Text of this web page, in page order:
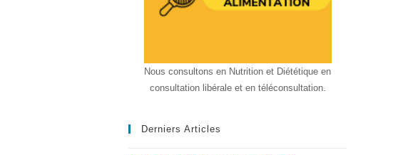
Nous consultons en Nutrition et Diététique en
consultation libérale et en téléconsultation.
Derniers Articles